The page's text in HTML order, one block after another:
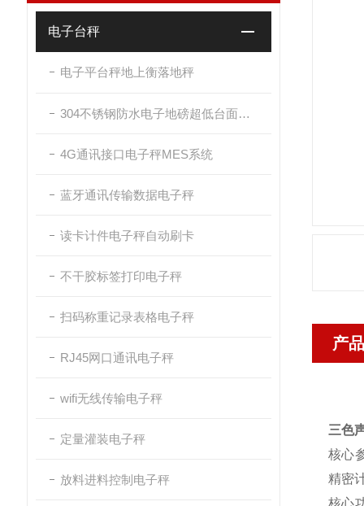
电子台秤
电子平台秤地上衡落地秤
304不锈钢防水电子地磅超低台面带斜坡
4G通讯接口电子秤MES系统
蓝牙通讯传输数据电子秤
读卡计件电子秤自动刷卡
不干胶标签打印电子秤
扫码称重记录表格电子秤
RJ45网口通讯电子秤
wifi无线传输电子秤
定量灌装电子秤
放料进料控制电子秤
产
三色
核心
精密
核心